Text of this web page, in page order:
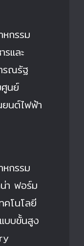
หกรรม
และ
รณรัฐ
ศูนย์
ยนต์ไฟฟ้า
หกรรม
า ฟอร์ม
คโนโลยี
บบขั้นสูง